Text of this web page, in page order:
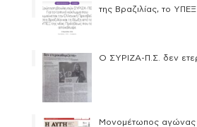
της Βραζιλίας, το
Ο ΣΥΡΙΖΑ-Π.Σ. δεν
Μονομέτωπος αγώνας